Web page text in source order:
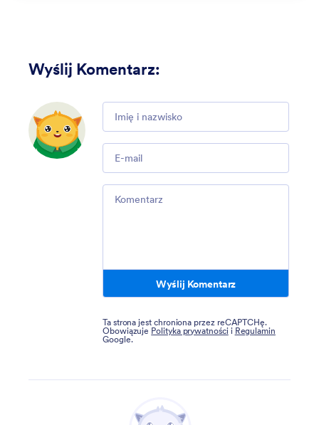
Wyślij Komentarz:
Wyślij Komentarz
Ta strona jest chroniona przez reCAPTCHę.
Obowiązuje Polityka prywatnościi Regulamin
Google.